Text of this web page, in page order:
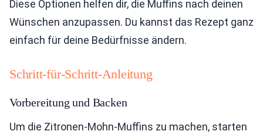
Diese Optionen helfen dir, die Muffins nach deinen
Wünschen anzupassen. Du kannst das Rezept ganz
einfach für deine Bedürfnisse ändern.
Schritt-für-Schritt-Anleitung
Vorbereitung und Backen
Um die Zitronen-Mohn-Muffins zu machen, starten